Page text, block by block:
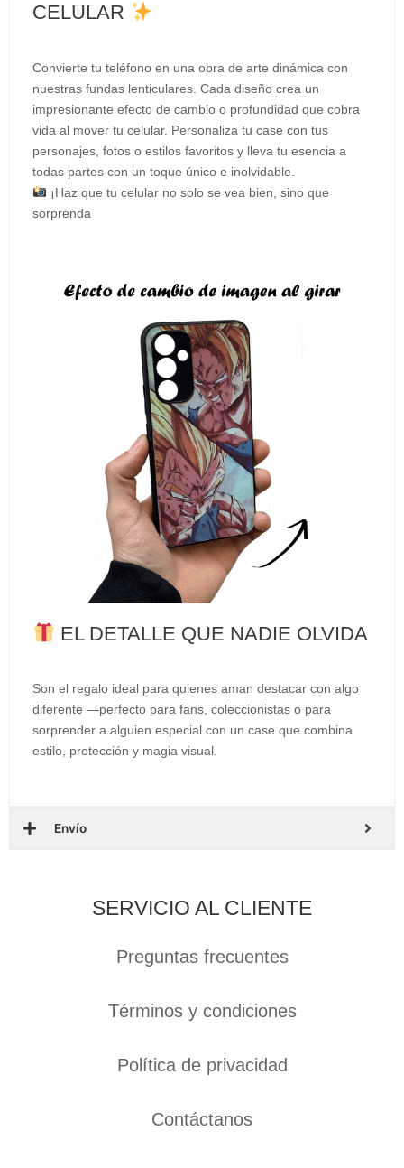
CELULAR
Convierte tu teléfono en una obra de arte dinámica con
nuestras fundas lenticulares. Cada diseño crea un
impresionante efecto de cambio o profundidad que cobra
vida al mover tu celular. Personaliza tu case con tus
personajes, fotos o estilos favoritos y lleva tu esencia a
todas partes con un toque único e inolvidable.
¡Haz que tu celular no solo se vea bien, sino que
sorprenda
EL DETALLE QUE NADIE OLVIDA
Son el regalo ideal para quienes aman destacar con algo
diferente —perfecto para fans, coleccionistas o para
sorprender a alguien especial con un case que combina
estilo, protección y magia visual.
Envío
SERVICIO AL CLIENTE
Preguntas frecuentes
Términos y condiciones
Política de privacidad
Contáctanos